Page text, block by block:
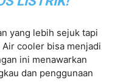
yang lebih sejuk tapi
cooler bisa menjadi
ini menawarkan
dan penggunaan